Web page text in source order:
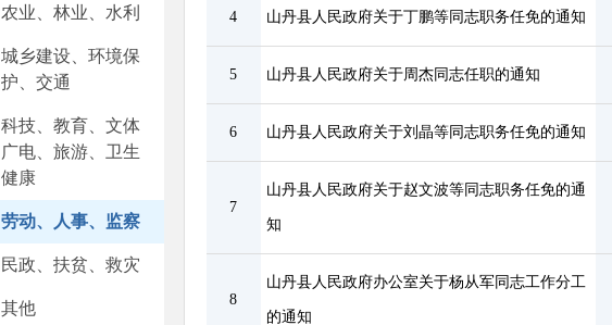
农业、林业、水利
城乡建设、环境保
护、交通
科技、教育、文体
广电、旅游、卫生
健康
劳动、人事、监察
民政、扶贫、救灾
其他
4 山丹县人民政府关于丁鹏等同志职务任免的通知
5 山丹县人民政府关于周杰同志任职的通知
6 山丹县人民政府关于刘晶等同志职务任免的通知
7
山丹县人民政府关于赵文波等同志职务任免的通
知
8
山丹县人民政府办公室关于杨从军同志工作分工
的通知